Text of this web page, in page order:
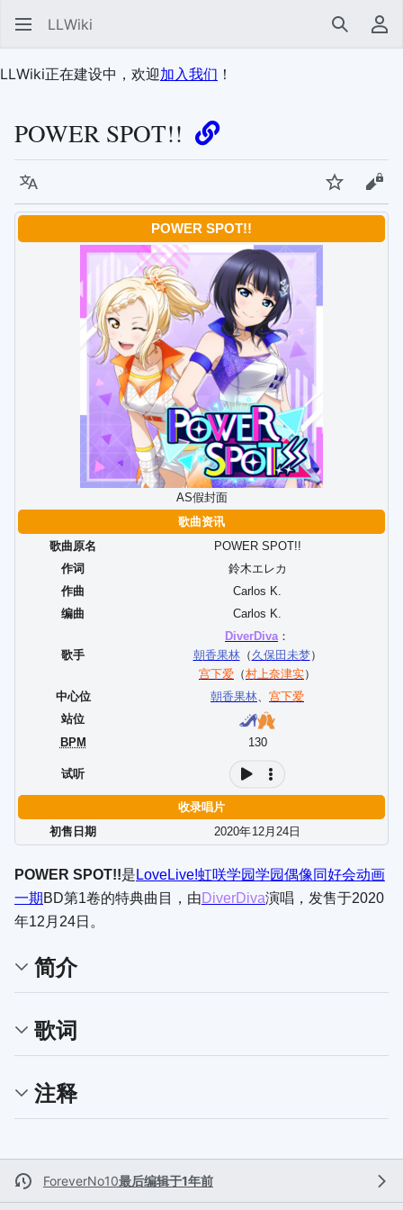
LLWiki 搜索 用
LLWiki正在建设中，欢迎加入我们 ！
POWER SPOT!!
语言 监视 查
POWER SPOT!!
AS假封面
歌曲资讯
歌曲原名
POWER SPOT!!
作词
鈴木エレカ
作曲
Carlos K.
编曲
Carlos K.
歌手
DiverDiva：
朝香果林（ 久保田未梦）
宫下爱 （村上奈津实）
中心位
朝香果林、 宫下爱
站位
BPM
130
试听
收录唱片
初售日期
2020年12月 24 日
POWER SPOT!!是 LoveLive!虹咲学园学园偶像同好会动画
一期 BD第1卷的特典曲目，由DiverDiva演唱，发售于2020
年12月24日。
简介
歌词
注释
ForeverNo10最后编辑于1年前